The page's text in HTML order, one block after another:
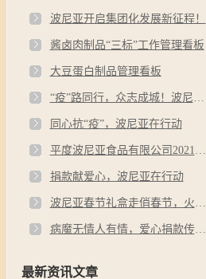
波尼亚开启集团化发展新征程！
酱卤肉制品“三标”工作管理看板
大豆蛋白制品管理看板
“疫”路同行，众志成城！波尼亚再行动，继续助力疫情防控！
同心抗“疫”，波尼亚在行动
平度波尼亚食品有限公司2021年度社会责任报告
捐款献爱心，波尼亚在行动
波尼亚春节礼盒走俏春节，火爆销售中！
病魔无情人有情，爱心捐款传递真情
最新资讯文章